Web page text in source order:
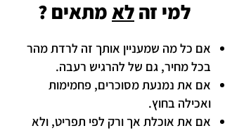
למי זהלאמתאים ?
אם כל מה שמעניין אותך זה לרדת מהר
בכל מחיר, גם של להרגיש רעבה.
אם את נמנעת מסוכרים, פחמימות
ואכילה בחוץ.
אם את אוכלת אך ורק לפי תפריט, ולא